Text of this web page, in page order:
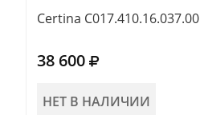
Certina C017.410.16.037.00
38 600
НЕТ В НАЛИЧИИ